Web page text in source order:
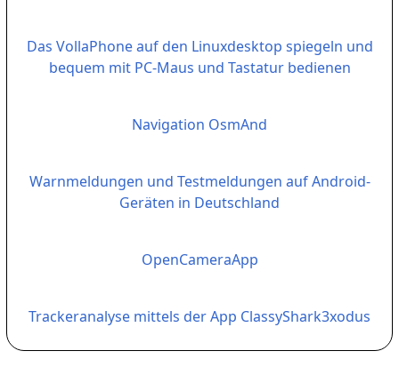
Das VollaPhone auf den Linuxdesktop spiegeln und
bequem mit PC-Maus und Tastatur bedienen
Navigation OsmAnd
Warnmeldungen und Testmeldungen auf Android-
Geräten in Deutschland
OpenCameraApp
Trackeranalyse mittels der App ClassyShark3xodus